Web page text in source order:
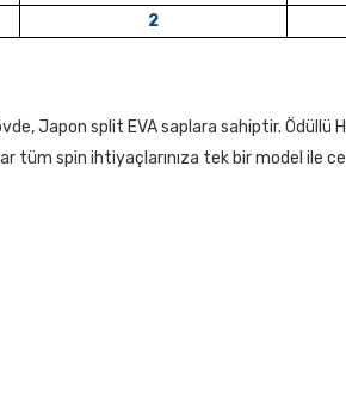
2
Japon split EVA saplara sahiptir.
tüm spin ihtiyaçlarınıza tek bir model ile